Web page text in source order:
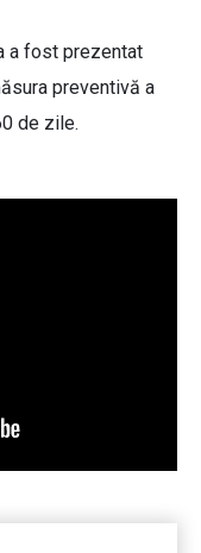
a fost prezentat
preventivă a
de zile.